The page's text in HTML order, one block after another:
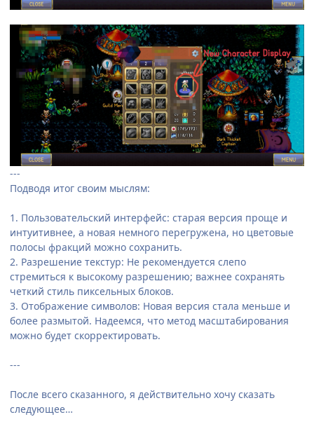
---
Подводя итог своим мыслям:
1. Пользовательский интерфейс: старая версия проще и
интуитивнее, а новая немного перегружена, но цветовые
полосы фракций можно сохранить.
2. Разрешение текстур: Не рекомендуется слепо
стремиться к высокому разрешению; важнее сохранять
четкий стиль пиксельных блоков.
3. Отображение символов: Новая версия стала меньше и
более размытой. Надеемся, что метод масштабирования
можно будет скорректировать.
---
После всего сказанного, я действительно хочу сказать
следующее…